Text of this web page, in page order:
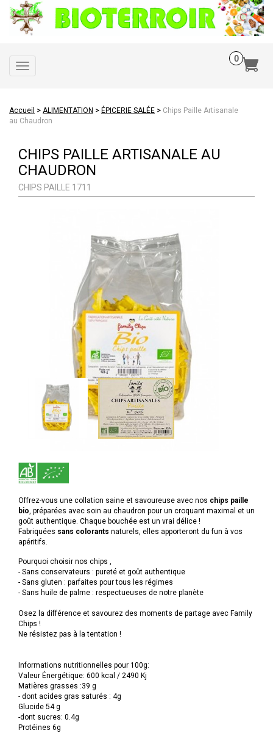
Toggle
navigation
Accueil > ALIMENTATION > ÉPICERIE SALÉE > Chips Paille Artisanale
au Chaudron
CHIPS PAILLE ARTISANALE AU
CHAUDRON
CHIPS PAILLE 1711
Offrez-vous une collation saine et savoureuse avec nos chips paille
bio, préparées avec soin au chaudron pour un croquant maximal et un
goût authentique. Chaque bouchée est un vrai délice !
Fabriquées sans colorants naturels, elles apporteront du fun à vos
apéritifs.
Pourquoi choisir nos chips ,
- Sans conservateurs : pureté et goût authentique
- Sans gluten : parfaites pour tous les régimes
- Sans huile de palme : respectueuses de notre planète
Osez la différence et savourez des moments de partage avec Family
Chips !
Ne résistez pas à la tentation !
Informations nutritionnelles pour 100g:
Valeur Énergétique: 600 kcal / 2490 Kj
Matières grasses :39 g
- dont acides gras saturés : 4g
Glucide 54 g
-dont sucres: 0.4g
Protéines 6g